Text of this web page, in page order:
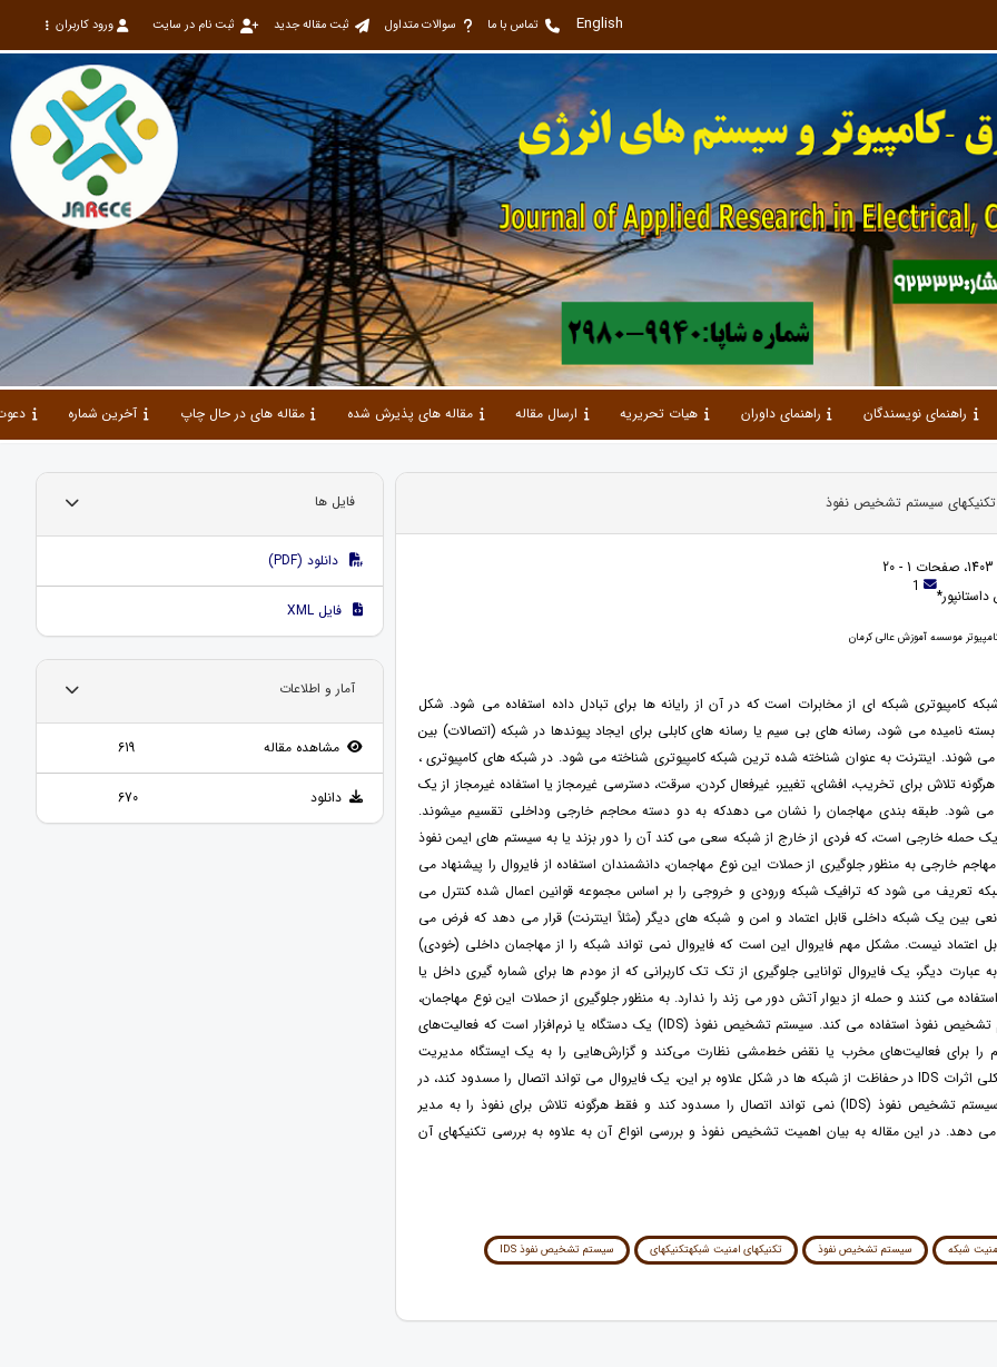
English تماس با ما سوالات متداول ثبت مقاله جدید ثبت نام در سایت ورود کاربران
راهنمای نویسندگان راهنمای داوران هیات تحریریه ارسال مقاله مقاله های پذیرش شده مقاله های در حال چاپ آخرین شماره
تکنیکهای سیستم تشخیص نفوذ
داستانپور* 1
موسسه آموزش عالی کرمان
کامپیوتری شبکه ای از مخابرات است که در آن از رایانه ها برای تبادل داده استفاده می شود. شکل
نامیده می شود، رسانه های بی سیم یا رسانه های کابلی برای ایجاد پیوندها در شبکه (اتصالات) بین
می شوند. اینترنت به عنوان شناخته شده ترین شبکه کامپیوتری شناخته می شود. در شبکه های کامپیوتری ،
تلاش برای تخریب، افشای، تغییر، غیرفعال کردن، سرقت، دسترسی غیرمجاز یا استفاده غیرمجاز از یک
می شود. طبقه بندی مهاجمان را نشان می دهدکه به دو دسته محاجم خارجی وداخلی تقسیم میشوند.
حمله خارجی است، که فردی از خارج از شبکه سعی می کند آن را دور بزند یا به سیستم های ایمن نفوذ
خارجی به منظور جلوگیری از حملات این نوع مهاجمان، دانشمندان استفاده از فایروال را پیشنهاد می
تعریف می شود که ترافیک شبکه ورودی و خروجی را بر اساس مجموعه قوانین اعمال شده کنترل می
بین یک شبکه داخلی قابل اعتماد و امن و شبکه های دیگر (مثلاً اینترنت) قرار می دهد که فرض می
اعتماد نیست. مشکل مهم فایروال این است که فایروال نمی تواند شبکه را از مهاجمان داخلی (خودی)
عبارت دیگر، یک فایروال توانایی جلوگیری از تک تک کاربرانی که از مودم ها برای شماره گیری داخل یا
می کنند و حمله از دیوار آتش دور می زند را ندارد. به منظور جلوگیری از حملات این نوع مهاجمان،
مدیر از سیستم تشخیص نفوذ استفاده می کند. سیستم تشخیص نفوذ (IDS) یک دستگاه یا نرم‌افزار است که فعالیت‌های
را برای فعالیت‌های مخرب یا نقض خط‌مشی نظارت می‌کند و گزارش‌هایی را به یک ایستگاه مدیریت
می‌دهد. طرح کلی اثرات IDS در حفاظت از شبکه ها در شکل علاوه بر این، یک فایروال می تواند اتصال را مسدود کند، در
حالی که یک سیستم تشخیص نفوذ (IDS) نمی تواند اتصال را مسدود کند و فقط هرگونه تلاش برای نفوذ را به مدیر
دهد. در این مقاله به بیان اهمیت تشخیص نفوذ و بررسی انواع آن به علاوه به بررسی تکنیکهای آن
شبکه سیستم تشخیص نفوذ تکنیکهای امنیت شبکهتکنیکهای سیستم تشخیص نفوذ IDS
فایل ها
دانلود (PDF)
فایل XML
آمار و اطلاعات
مشاهده مقاله 619
دانلود 670